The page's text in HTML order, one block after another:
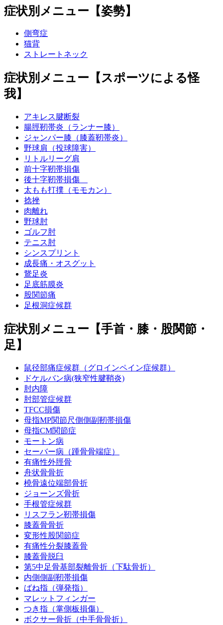
症状別メニュー【姿勢】
側弯症
猫背
ストレートネック
症状別メニュー【スポーツによる怪
我】
アキレス腱断裂
腸脛靭帯炎（ランナー膝）
ジャンパー膝（膝蓋靭帯炎）
野球肩（投球障害）
リトルリーグ肩
前十字靭帯損傷
後十字靭帯損傷
太もも打撲（モモカン）
捻挫
肉離れ
野球肘
ゴルフ肘
テニス肘
シンスプリント
成長痛・オスグット
鵞足炎
足底筋膜炎
股関節痛
足根洞症候群
症状別メニュー【手首・膝・股関節・
足】
鼠径部痛症候群（グロインペイン症候群）
ドケルバン病(狭窄性腱鞘炎)
肘内障
肘部管症候群
TFCC損傷
母指MP関節尺側側副靭帯損傷
母指CM関節症
モートン病
セーバー病（踵骨骨端症）
有痛性外脛骨
舟状骨骨折
橈骨遠位端部骨折
ジョーンズ骨折
手根管症候群
リスフラン靭帯損傷
膝蓋骨骨折
変形性股関節症
有痛性分裂膝蓋骨
膝蓋骨脱臼
第5中足骨基部裂離骨折（下駄骨折）
内側側副靭帯損傷
ばね指（弾発指）
マレットフィンガー
つき指（掌側板損傷）
ボクサー骨折（中手骨骨折）